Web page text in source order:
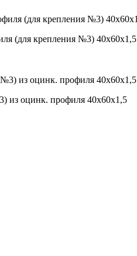
(для крепления №3) 40х60х1,5
из оцинк. профиля 40х60х1,5